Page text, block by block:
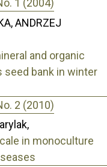
1 (2004)
ANDRZEJ
and organic
bank in winter
2 (2010)
in monoculture